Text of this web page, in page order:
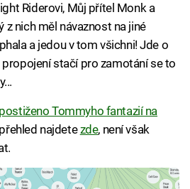
Riderovi, Můj přítel Monk a
z nich měl návaznost na jiné
a jedou v tom všichni! Jde o
propojení stačí pro zamotání se to
Tommyho fantazií na
najdetezde, není však